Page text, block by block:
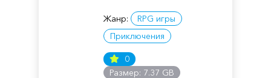
Жанр:
RPG игры
Приключения
0
Размер: 7.37 GB